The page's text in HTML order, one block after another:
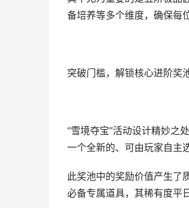
备培养等多个维度，确保每
突破门槛，解锁核心进阶奖
“雪境夺宝”活动设计精妙之
一个全新的、可由玩家自主
此奖池中的奖励价值产生了
必备专属道具，其稀有度平